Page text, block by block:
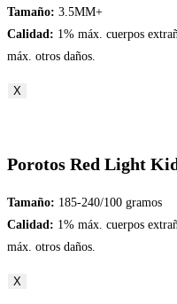
Tamaño: 3.5MM+
Calidad: 1% máx. cuerpos
máx. otros daños.
X
Porotos Red Light
Tamaño: 185-240/100 gramos
Calidad: 1% máx. cuerpos
máx. otros daños.
X